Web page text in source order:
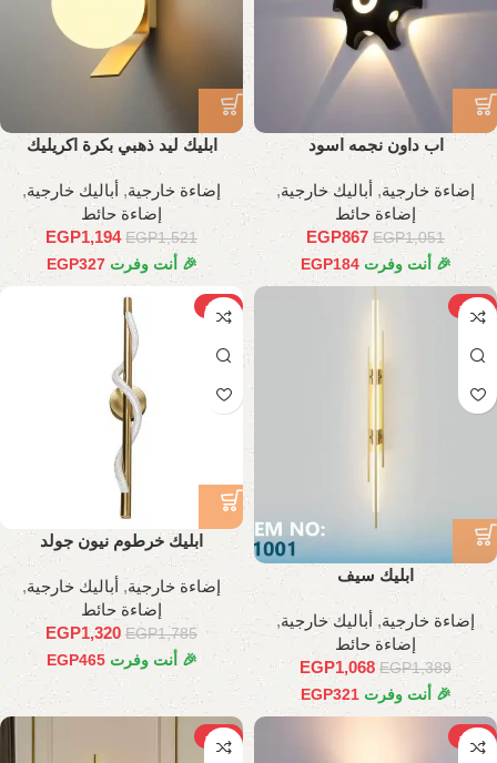
اب داون نجمه اسود
إضاءة خارجية, أباليك خارجية,
إضاءة حائط
EGP1,051
EGP867
🎉 أنت وفرت EGP184
ابليك ليد ذهبي بكرة اكريليك
إضاءة خارجية, أباليك خارجية,
إضاءة حائط
EGP1,521
EGP1,194
🎉 أنت وفرت EGP327
-23%
ابليك سيف
إضاءة خارجية, أباليك خارجية,
إضاءة حائط
EGP1,389
EGP1,068
🎉 أنت وفرت EGP321
-26%
ابليك خرطوم نيون جولد
إضاءة خارجية, أباليك خارجية,
إضاءة حائط
EGP1,785
EGP1,320
🎉 أنت وفرت EGP465
-22%
-28%